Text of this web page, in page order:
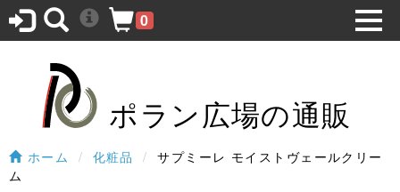
ポラン広場の通販
0
ホーム 化粧品
サプミーレ モイストヴェールクリー
ム